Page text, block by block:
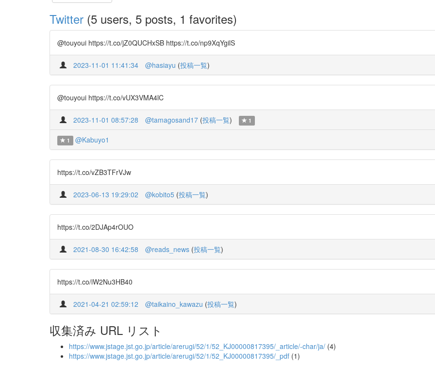
Twitter (5 users, 5 posts, 1 favorites)
@touyoui https://t.co/jZ0QUCHxSB https://t.co/np9XqYgilS
2023-11-01 11:41:34 @hasiayu (投稿一覧)
@touyoui https://t.co/vUX3VMA4lC
2023-11-01 08:57:28 @tamagosand17 (投稿一覧) 1
1 @Kabuyo1
https://t.co/vZB3TFrVJw
2023-06-13 19:29:02 @kobito5 (投稿一覧)
https://t.co/2DJAp4rOUO
2021-08-30 16:42:58 @reads_news (投稿一覧)
https://t.co/iW2Nu3HB40
2021-04-21 02:59:12 @taikaino_kawazu (投稿一覧)
収集済み URL リスト
https://www.jstage.jst.go.jp/article/arerugi/52/1/52_KJ00000817395/_article/-char/ja/ (4)
https://www.jstage.jst.go.jp/article/arerugi/52/1/52_KJ00000817395/_pdf (1)